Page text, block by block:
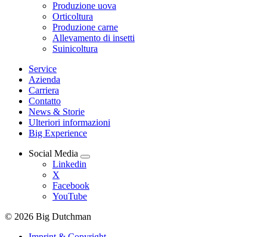
Produzione uova
Orticoltura
Produzione carne
Allevamento di insetti
Suinicoltura
Service
Azienda
Carriera
Contatto
News & Storie
Ulteriori informazioni
Big Experience
Social Media
Linkedin
X
Facebook
YouTube
© 2026 Big Dutchman